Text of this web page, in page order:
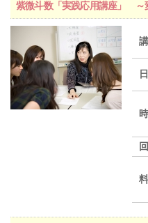
紫微斗数「実践応用講座」 ～